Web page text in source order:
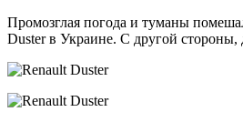
Промозглая погода и туманы
Duster в Украине. С другой